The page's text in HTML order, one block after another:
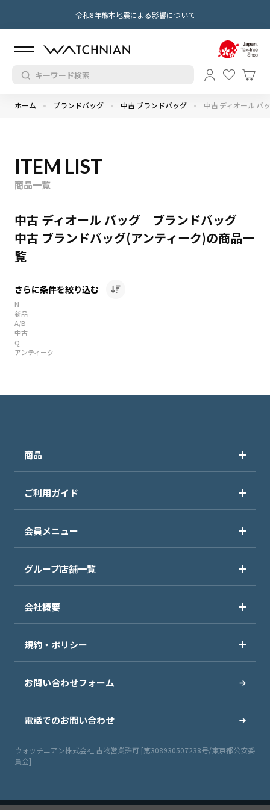
令和8年熊本地震による影響について
ホーム ブランドバッグ 中古 ブランドバッグ 中古 ディオール バ
ITEM LIST
商品一覧
中古 ディオール バッグ ブランドバッグ
中古 ブランドバッグ(アンティーク)の商品一
覧
さらに条件を絞り込む
N
新品
A/B
中古
Q
アンティーク
商品
ご利用ガイド
会員メニュー
グループ店舗一覧
会社概要
規約・ポリシー
お問い合わせフォーム
電話でのお問い合わせ
ウォッチニアン株式会社 古物営業許可 [第308930507238号/東京都公安委
員会]